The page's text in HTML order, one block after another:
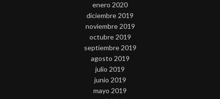
enero 2020
diciembre 2019
noviembre 2019
octubre 2019
septiembre 2019
agosto 2019
julio 2019
junio 2019
mayo 2019